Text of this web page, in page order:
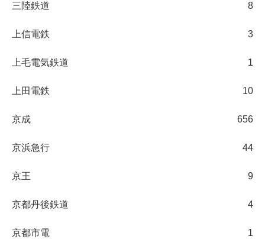
三陸鉄道 8
上信電鉄 3
上毛電気鉄道 1
上田電鉄 10
京成 656
京浜急行 44
京王 9
京都丹後鉄道 4
京都市電 1